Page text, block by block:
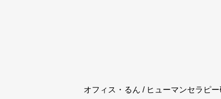
オフィス・るん / ヒューマンセラピ